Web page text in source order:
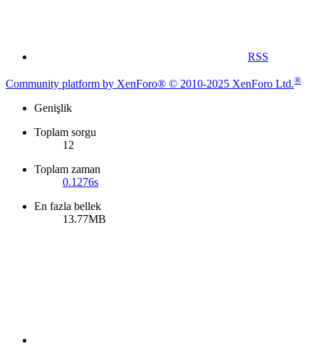
RSS
Community platform by XenForo® © 2010-2025 XenForo Ltd.®
Genişlik
Toplam sorgu
12
Toplam zaman
0.1276s
En fazla bellek
13.77MB